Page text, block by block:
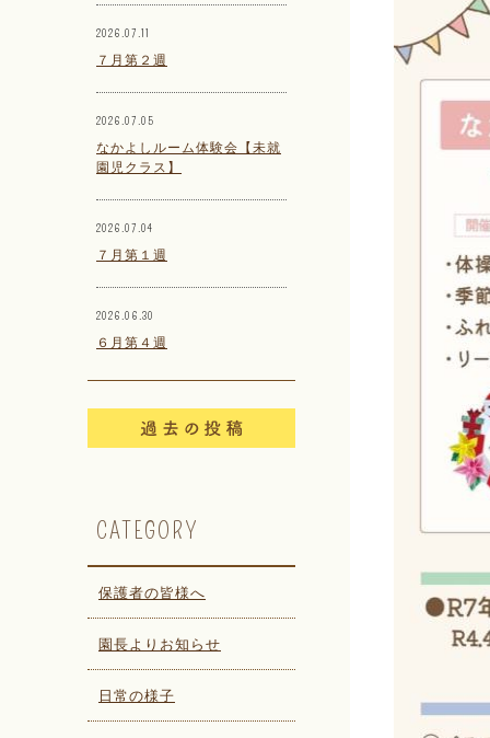
2026.07.11
７月第２週
2026.07.05
なかよしルーム体験会【未就
園児クラス】
2026.07.04
７月第１週
2026.06.30
６月第４週
CATEGORY
保護者の皆様へ
園長よりお知らせ
日常の様子